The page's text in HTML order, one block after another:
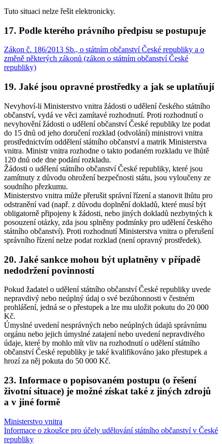
Tuto situaci nelze řešit elektronicky.
17. Podle kterého právního předpisu se postupuje
Zákon č. 186/2013 Sb., o státním občanství České republiky a o
změně některých zákonů (zákon o státním občanství České
republiky)
19. Jaké jsou opravné prostředky a jak se uplatňují
Nevyhoví-li Ministerstvo vnitra žádosti o udělení českého státního
občanství, vydá ve věci zamítavé rozhodnutí. Proti rozhodnutí o
nevyhovění žádosti o udělení občanství České republiky lze podat
do 15 dnů od jeho doručení rozklad (odvolání) ministrovi vnitra
prostřednictvím oddělení státního občanství a matrik Ministerstva
vnitra. Ministr vnitra rozhodne o takto podaném rozkladu ve lhůtě
120 dnů ode dne podání rozkladu.
Žádosti o udělení státního občanství České republiky, které jsou
zamítnuty z důvodu ohrožení bezpečnosti státu, jsou vyloučeny ze
soudního přezkumu.
Ministerstvo vnitra může přerušit správní řízení a stanovit lhůtu pro
odstranění vad (např. z důvodu doplnění dokladů, které musí být
obligatorně připojeny k žádosti, nebo jiných dokladů nezbytných k
posouzení otázky, zda jsou splněny podmínky pro udělení českého
státního občanství). Proti rozhodnutí Ministerstva vnitra o přerušení
správního řízení nelze podat rozklad (není opravný prostředek).
20. Jaké sankce mohou být uplatněny v případě
nedodržení povinností
Pokud žadatel o udělení státního občanství České republiky uvede
nepravdivý nebo neúplný údaj o své bezúhonnosti v čestném
prohlášení, jedná se o přestupek a lze mu uložit pokutu do 20 000
Kč.
Úmyslné uvedení nesprávných nebo neúplných údajů správnímu
orgánu nebo jejich úmyslné zatajení nebo uvedení nepravdivého
údaje, které by mohlo mít vliv na rozhodnutí o udělení státního
občanství České republiky je také kvalifikováno jako přestupek a
hrozí za něj pokuta do 50 000 Kč.
23. Informace o popisovaném postupu (o řešení
životní situace) je možné získat také z jiných zdrojů
a v jiné formě
Ministerstvo vnitra
Informace o zkoušce pro účely udělování státního občanství v České
republiky